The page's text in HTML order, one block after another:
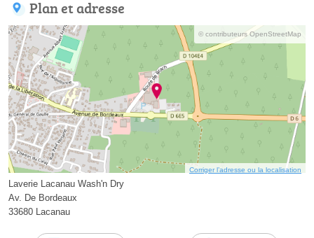
Plan et adresse
© contributeurs OpenStreetMap
Corriger l’adresse ou la localisation
Laverie Lacanau Wash'n Dry
Av. De Bordeaux
33680 Lacanau